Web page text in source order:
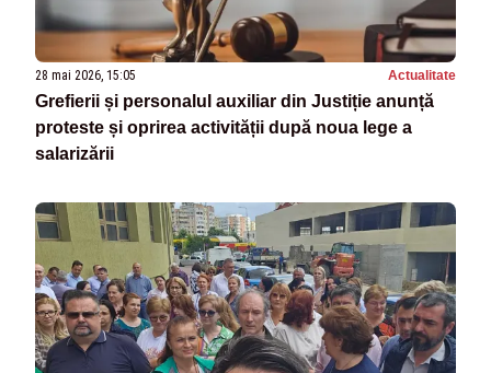
28 mai 2026, 15:05 Actualitate
Grefierii și personalul auxiliar din Justiție anunță
proteste și oprirea activității după noua lege a
salarizării